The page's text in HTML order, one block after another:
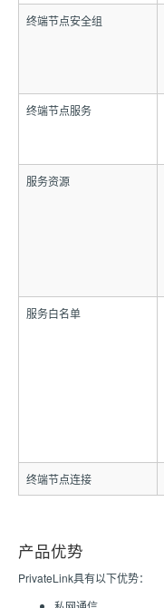
终端节点安全组
终端节点服务
服务资源
服务白名单
终端节点连接
产品优势
PrivateLink具有以下优势：